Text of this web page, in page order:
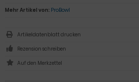
Mehr Artikel von: ProBowl
Artikeldatenblatt drucken
Rezension schreiben